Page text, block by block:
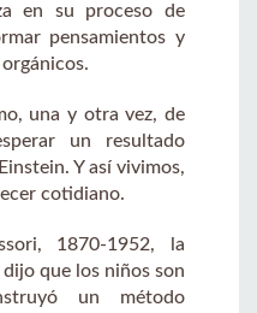
en su proceso de
pensamientos y
una y otra vez, de
un resultado
Y así vivimos,
cotidiano.
1870-1952, la
que los niños son
un método